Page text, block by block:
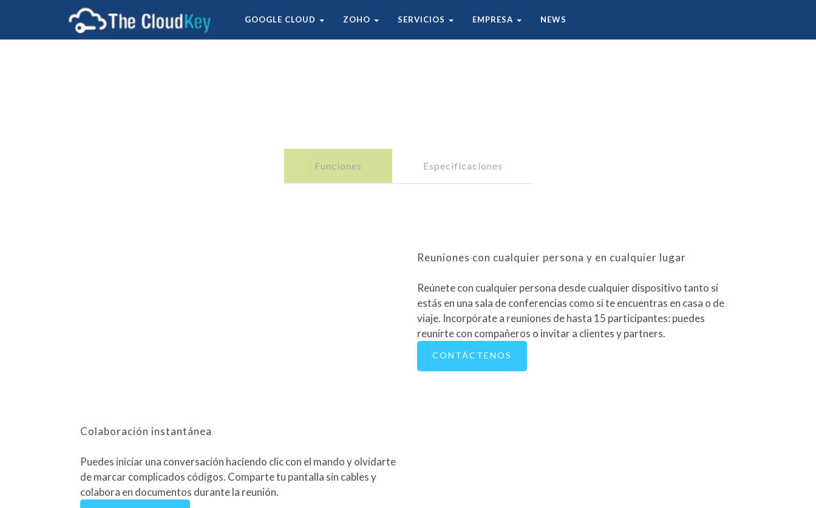
GOOGLE CLOUD ZOHO SERVICIOS EMPRESA NEWS
Funciones Especificaciones
Reuniones con cualquier persona y en cualquier lugar
Reúnete con cualquier persona desde cualquier dispositivo tanto si
estás en una sala de conferencias como si te encuentras en casa o de
viaje. Incorpórate a reuniones de hasta 15 participantes: puedes
reunirte con compañeros o invitar a clientes y partners.
CONTÁCTENOS
Colaboración instantánea
Puedes iniciar una conversación haciendo clic con el mando y olvidarte
de marcar complicados códigos. Comparte tu pantalla sin cables y
colabora en documentos durante la reunión.